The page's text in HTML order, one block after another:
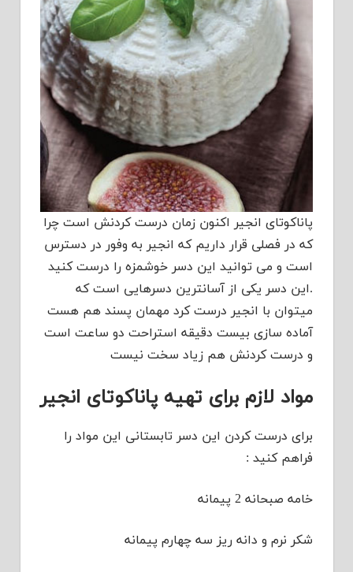
پاناکوتای انجیر اکنون زمان درست کردنش است چرا
که در فصلی قرار داریم که انجیر به وفور در دسترس
است و می توانید این دسر خوشمزه را درست کنید
.این دسر یکی از آسانترین دسرهایی است که
میتوان با انجیر درست کرد مهمان پسند هم هست
آماده سازی بیست دقیقه استراحت دو ساعت است
و درست کردنش هم زیاد سخت نیست
مواد لازم برای تهیه پاناکوتای انجیر
برای درست کردن این دسر تابستانی این مواد را
فراهم کنید :
خامه صبحانه 2 پیمانه
شکر نرم و دانه ریز سه چهارم پیمانه